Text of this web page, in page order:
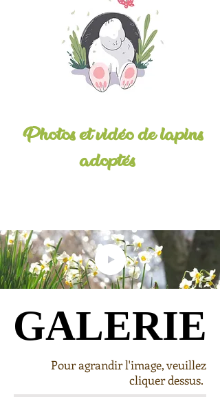
Photos et vidéo de lapins
adoptés
GALERIE
GALERIE
Pour agrandir l'image, veuillez
cliquer dessus.